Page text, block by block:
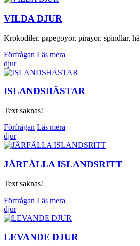
VILDA DJUR
Krokodiler, papegoyor, pirayor, spindlar,
Förfrågan Läs mera
djur
ISLANDSHÄSTAR
Text saknas!
Förfrågan Läs mera
djur
JÄRFÄLLA ISLANDSRITT
Text saknas!
Förfrågan Läs mera
djur
LEVANDE DJUR